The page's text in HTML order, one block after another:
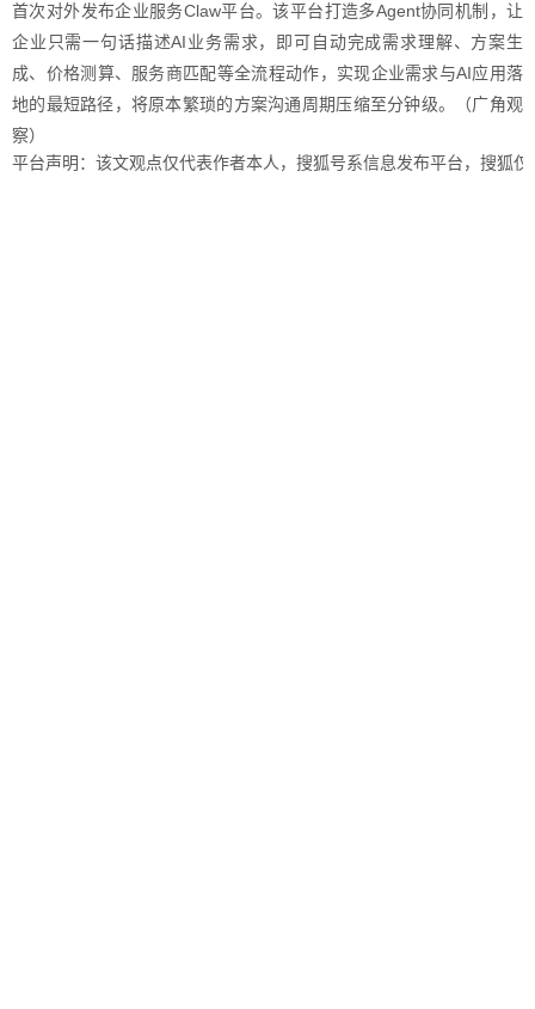
首次对外发布企业服务Claw平台。该平台打造多Agent协同机制，让
企业只需一句话描述AI业务需求，即可自动完成需求理解、方案生
成、价格测算、服务商匹配等全流程动作，实现企业需求与AI应用落
地的最短路径，将原本繁琐的方案沟通周期压缩至分钟级。（广角观
察）
平台声明：该文观点仅代表作者本人，搜狐号系信息发布平台，搜狐